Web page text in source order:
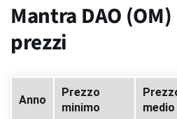
Mantra DAO
prezzi
Anno
Prezzo
minimo
medio